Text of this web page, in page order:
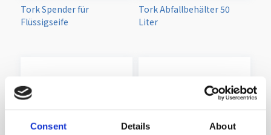
Consent Details About
Tork Spender für
Flüssigseife
Tork Abfallbehälter 50
Liter